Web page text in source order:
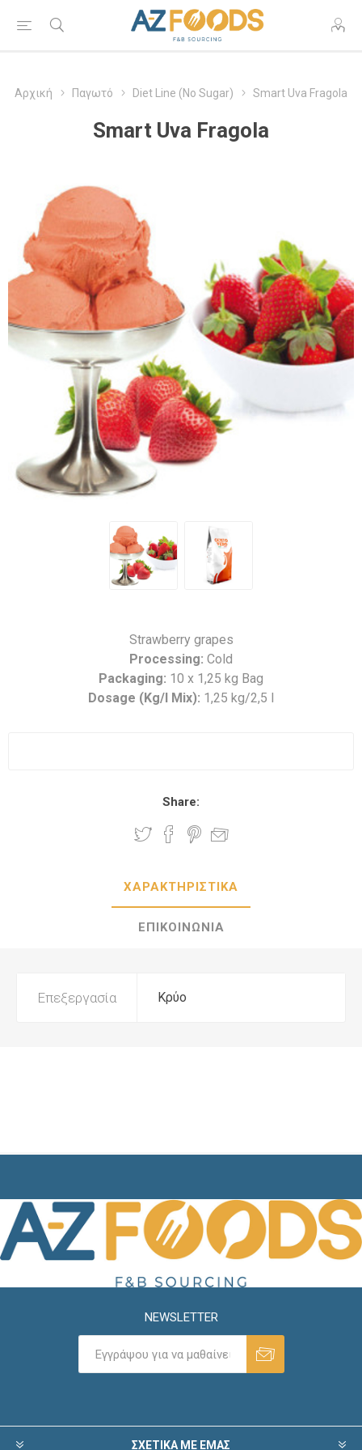
Αρχική Παγωτό Diet Line (No Sugar) Smart Uva Fragola
Smart Uva Fragola
Strawberry grapes
Processing: Cold
Packaging: 10 x 1,25 kg Bag
Dosage (Kg/l Mix): 1,25 kg/2,5 l
Share:
ΧΑΡΑΚΤΗΡΙΣΤΙΚΑ
ΕΠΙΚΟΙΝΩΝΙΑ
Επεξεργασία Κρύο
NEWSLETTER
ΣΧΕΤΙΚΑ ΜΕ ΕΜΑΣ